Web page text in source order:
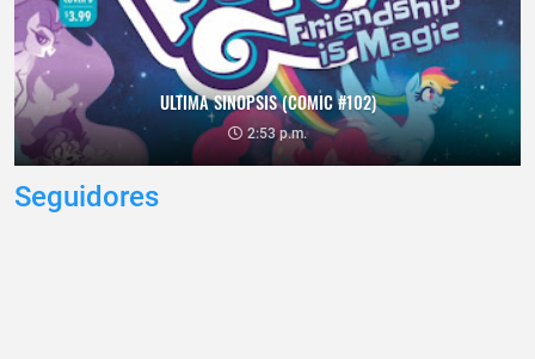
ULTIMA SINOPSIS (COMIC #102)
2:53 p.m.
Seguidores